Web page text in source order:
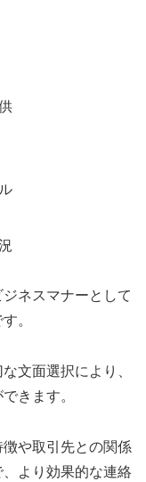
ネスマナーとして
。
文面選択により、
きます。
や取引先との関係
より効果的な連絡